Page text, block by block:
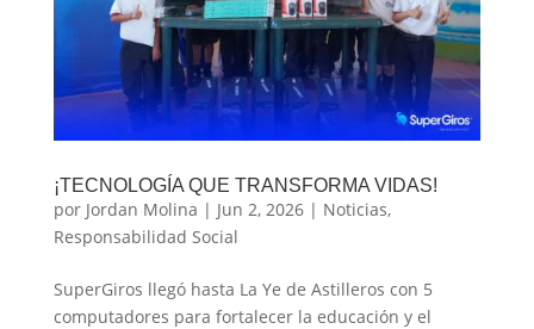
¡TECNOLOGÍA QUE TRANSFORMA VIDAS!
por Jordan Molina | Jun 2, 2026| Noticias,
Responsabilidad Social
SuperGiros llegó hasta La Ye de Astilleros con 5
computadores para fortalecer la educación y el